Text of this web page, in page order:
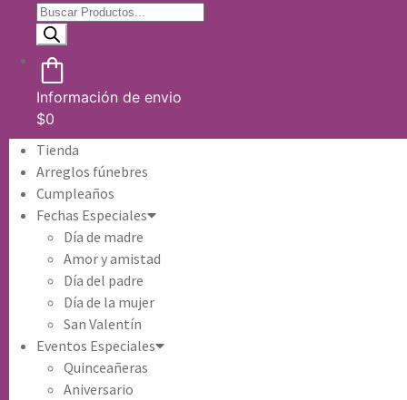
Información de envio
$0
Tienda
Arreglos fúnebres
Cumpleaños
Fechas Especiales
Día de madre
Amor y amistad
Día del padre
Día de la mujer
San Valentín
Eventos Especiales
Quinceañeras
Aniversario